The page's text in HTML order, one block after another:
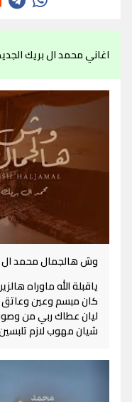
اغاني محمد ال بريك
وش هالجمال محمد ال
ياقبلة الله ماوراه
كان مبسم وعين
ليان عطاك ربي من
شيان مهوب لازم